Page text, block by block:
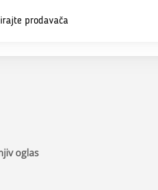
prodavača
oglas